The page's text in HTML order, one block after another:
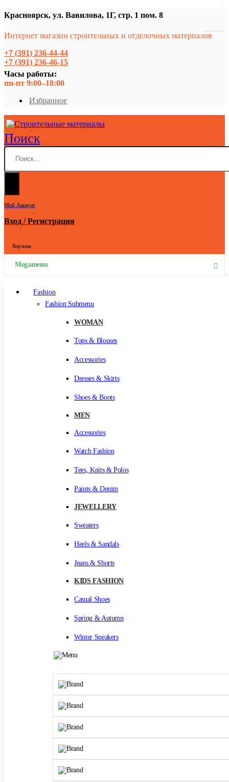
Красноярск, ул. Вавилова, 1Г, стр. 1 пом. 8
Интернет магазин строительных и отделочных материалов
+7 (391) 236-44-44
+7 (391) 236-46-15
Часы работы:
пн-пт 9:00–18:00
Избранное
Поиск
Мой Аккаунт
Вход / Регистрация
Корзина
Megamenu
Fashion
Fashion Submenu
WOMAN
Tops & Blouses
Accessories
Dresses & Skirts
Shoes & Boots
MEN
Accessories
Watch Fashion
Tees, Knits & Polos
Paints & Denim
JEWELLERY
Sweaters
Heels & Sandals
Jeans & Shorts
KIDS FASHION
Casual Shoes
Spring & Autumn
Winter Sneakers